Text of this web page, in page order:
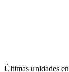
Últimas unidades